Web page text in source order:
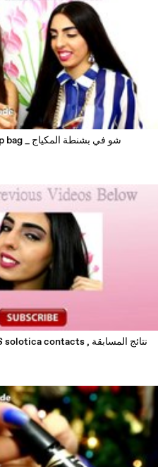
What_s in our Makeup bag _ شو في بشنطة المكياج
GIVEAWAY RESULTS solotica contacts , نتائج المسابقة